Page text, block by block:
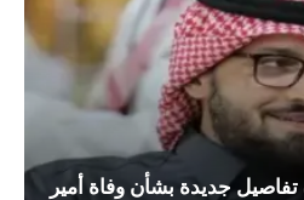
جديدة بشأن وفاة أمير